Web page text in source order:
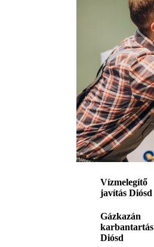
Vízmelegítő
javítás Diósd
Gázkazán
karbantartás
Diósd